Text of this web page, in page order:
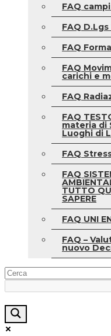
FAQ
FAQ D.Lgs
FAQ
FAQ
carichi e
FAQ
FAQ
materia di
Luoghi di
FAQ
FAQ
TUTTO
SAPERE
FAQ UNI
FAQ –
nuovo